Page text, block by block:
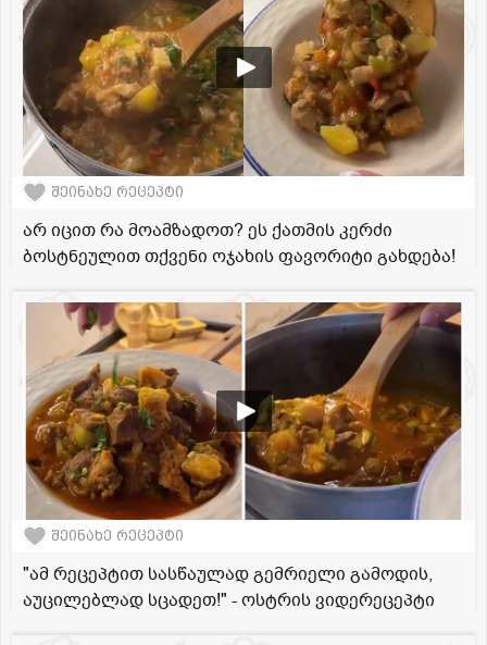
შეინახე რეცეპტი
არ იცით რა მოამზადოთ? ეს ქათმის კერძი
ბოსტნეულით თქვენი ოჯახის ფავორიტი გახდება!
შეინახე რეცეპტი
"ამ რეცეპტით სასწაულად გემრიელი გამოდის,
აუცილებლად სცადეთ!" - ოსტრის ვიდერეცეპტი